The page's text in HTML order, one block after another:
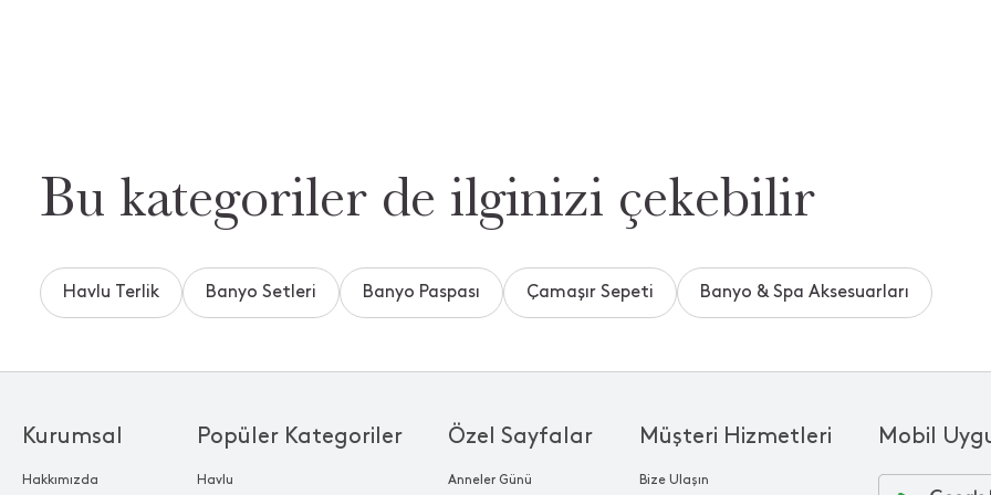
Bu kategoriler de ilginizi çekebilir
Havlu Terlik Banyo Setleri Banyo Paspası Çamaşır Sepeti Banyo & Spa Aksesuarları
Popüler Kategoriler
Havlu
Özel Sayfalar
Anneler Günü
Kurumsal
Hakkımızda
Müşteri Hizmetleri
Bize Ulaşın
Mobil